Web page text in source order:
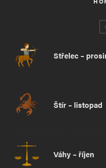
Střelec –
Štír – listopad
Váhy – říjen